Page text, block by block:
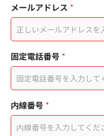
せ
内
容
*
動
電
話
您
的
訊
息
メールアドレス *
固定電話番号 *
内線番号 *